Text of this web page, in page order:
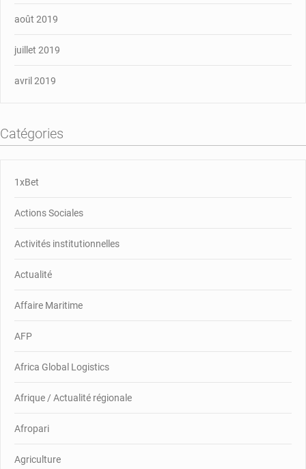
août 2019
juillet 2019
avril 2019
Catégories
1xBet
Actions Sociales
Activités institutionnelles
Actualité
Affaire Maritime
AFP
Africa Global Logistics
Afrique / Actualité régionale
Afropari
Agriculture